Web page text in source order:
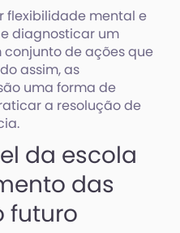
flexibilidade mental e
diagnosticar um
de ações que
assim, as
uma forma de
a resolução de
da escola
das
futuro